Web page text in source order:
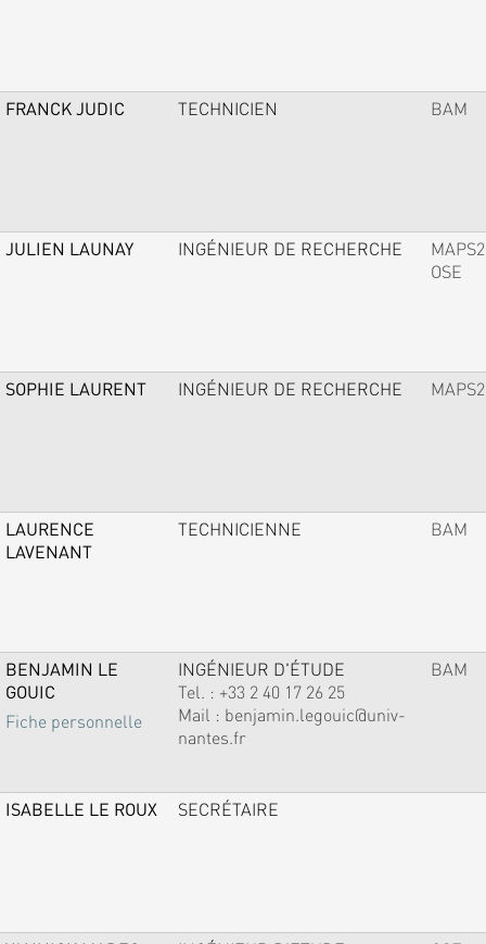
FRANCK JUDIC TECHNICIEN BAM
JULIEN LAUNAY INGÉNIEUR DE RECHERCHE
MAPS2
OSE
SOPHIE LAURENT INGÉNIEUR DE RECHERCHE MAPS2
LAURENCE
LAVENANT
TECHNICIENNE BAM
BENJAMIN LE
GOUIC
Fiche personnelle
INGÉNIEUR D'ÉTUDE
Tel. : +33 2 40 17 26 25
Mail : benjamin.legouic@univ-
nantes.fr
BAM
ISABELLE LE ROUX SECRÉTAIRE